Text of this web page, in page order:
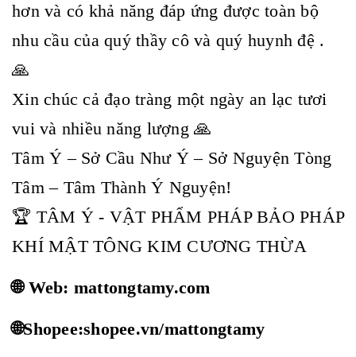
hơn và có khả năng đáp ứng được toàn bộ
nhu cầu của quý thầy cô và quý huynh đệ .
🙏
Xin chúc cả đạo tràng một ngày an lạc tươi
vui và nhiều năng lượng 🙏
Tâm Ý – Sở Cầu Như Ý – Sở Nguyện Tòng
Tâm – Tâm Thành Ý Nguyện!
🏆 TÂM Ý - VẬT PHẨM PHÁP BẢO PHÁP
KHÍ MẬT TÔNG KIM CƯƠNG THỪA
🌐 Web: mattongtamy.com
🌐Shopee:shopee.vn/mattongtamy